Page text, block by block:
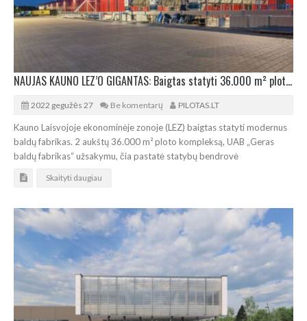
NAUJAS KAUNO LEZ’O GIGANTAS: Baigtas statyti 36.000 m² ploto baldų fabrikas
2022 gegužės 27 Be komentarų PILOTAS.LT
Kauno Laisvojoje ekonominėje zonoje (LEZ) baigtas statyti modernus
baldų fabrikas. 2 aukštų 36.000 m² ploto kompleksą, UAB „Geras
baldų fabrikas“ užsakymu, čia pastatė statybų bendrovė
Skaityti daugiau